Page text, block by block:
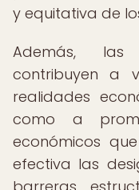
y equitativa de
Además, las
contribuyen a
realidades
como a
económicos
efectiva las